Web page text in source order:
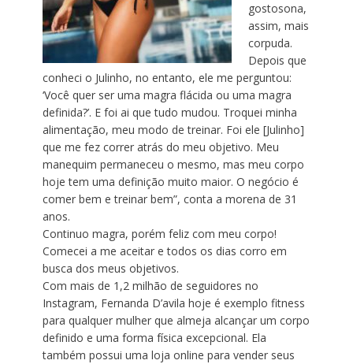
gostosona,
assim, mais
corpuda.
Depois que
conheci o Julinho, no entanto, ele me perguntou:
‘Você quer ser uma magra flácida ou uma magra
definida?’. E foi ai que tudo mudou. Troquei minha
alimentação, meu modo de treinar. Foi ele [Julinho]
que me fez correr atrás do meu objetivo. Meu
manequim permaneceu o mesmo, mas meu corpo
hoje tem uma definição muito maior. O negócio é
comer bem e treinar bem”, conta a morena de 31
anos.
Continuo magra, porém feliz com meu corpo!
Comecei a me aceitar e todos os dias corro em
busca dos meus objetivos.
Com mais de 1,2 milhão de seguidores no
Instagram, Fernanda D’avila hoje é exemplo fitness
para qualquer mulher que almeja alcançar um corpo
definido e uma forma física excepcional. Ela
também possui uma loja online para vender seus